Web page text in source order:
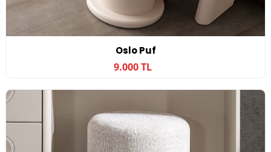
Oslo Puf
9.000 TL